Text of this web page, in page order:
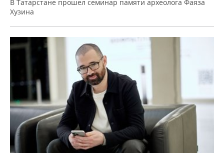
В Татарстане прошел семинар памяти археолога Фаяза
Хузина